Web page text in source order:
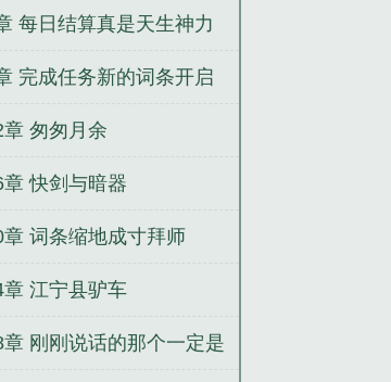
一统兽族后，反攻诸天宇
每日结算真是天生神力
完成任务新的词条开启
匆匆月余
快剑与暗器
章 词条缩地成寸拜师
章 江宁县驴车
刚刚说话的那个一定是